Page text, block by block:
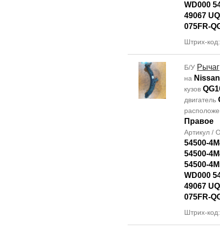
WD000
49067
075FR-
Штрих-
Б/У Рычаг
на
кузов
двигатель
Правое
Артикул /
54500-
54500-
54500-
WD000
49067
075FR-
Штрих-